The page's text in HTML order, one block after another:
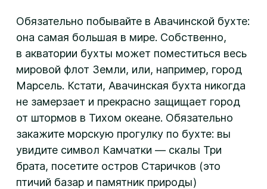
Обязательно побывайте в Авачинской бухте:
она самая большая в мире. Собственно,
в акватории бухты может поместиться весь
мировой флот Земли, или, например, город
Марсель. Кстати, Авачинская бухта никогда
не замерзает и прекрасно защищает город
от штормов в Тихом океане. Обязательно
закажите морскую прогулку по бухте: вы
увидите символ Камчатки — скалы Три
брата, посетите остров Старичков (это
птичий базар и памятник природы)